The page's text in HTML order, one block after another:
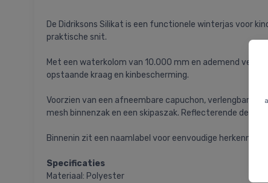
De Didriksons Silikat is een functionele winterjas voor
praktische snit.
Met een waterkolom van 10.000 mm en ademend
opstaande kraag en kinbescherming.
Voorzien van een afneembare capuchon, verlengbare
mesh binnenzak en een skipaszak. Reflecterende
Binnenin zit een naamlabel voor eenvoudige herkenning.
Specificaties
Materiaal: Polyester